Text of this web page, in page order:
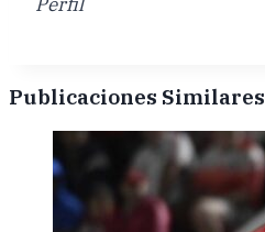
Publicaciones Similares